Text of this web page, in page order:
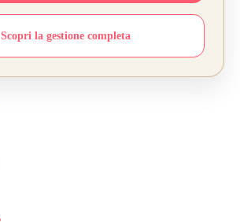
Scopri la gestione completa